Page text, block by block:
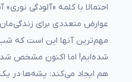
احتمالا با کلمه «آلودگی
عوارض متعددی برای
مهم‌ترین آنها این است که
شده‌ایم! اما اکنون مشخص
هم ایجاد می‌کند: پشه‌ها در